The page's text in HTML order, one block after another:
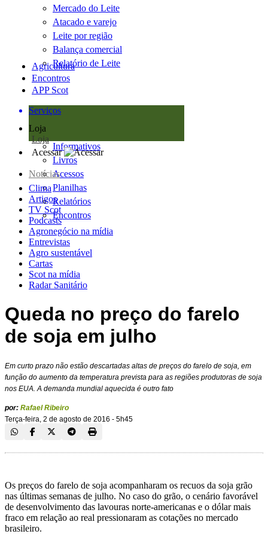
Mercado do Leite
Atacado e varejo
Leite por região
Balança comercial
Relatório de Leite
Agricultura
Encontros
APP Scot
Serviços
Loja
Loja
Informativos
Livros
Acessos
Planilhas
Relatórios
Encontros
Acessar
Notícias
Clima
Artigos
TV Scot
Podcasts
Agronegócio na mídia
Entrevistas
Agro sustentável
Cartas
Scot na mídia
Radar Sanitário
Queda no preço do farelo
de soja em julho
Em curto prazo não estão descartadas altas de preços do farelo de soja, em
função do aumento da temperatura prevista para as regiões produtoras de soja
nos EUA. A demanda mundial aquecida é outro fato
por: Rafael Ribeiro
Terça-feira, 2 de agosto de 2016 - 5h45
Os preços do farelo de soja acompanharam os recuos da soja grão
nas últimas semanas de julho. No caso do grão, o cenário favorável
de desenvolvimento das lavouras norte-americanas e o dólar mais
fraco em relação ao real pressionaram as cotações no mercado
brasileiro.